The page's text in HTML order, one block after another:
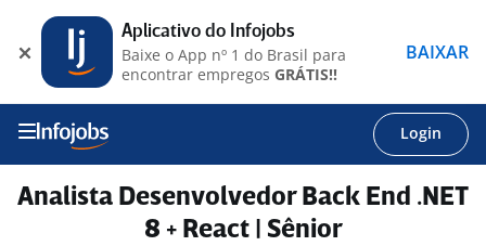
Login
Analista Desenvolvedor Back End .NET
8 + React | Sênior
Aplicativo do Infojobs
Baixe o App nº 1 do Brasil para
encontrar empregos GRÁTIS!!
BAIXAR